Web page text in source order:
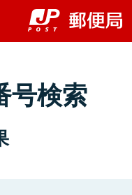
号検索